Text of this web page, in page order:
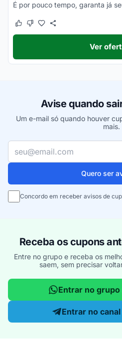
Este cupom funcionou
Este cupom não funcionou
Ver
Avise quando
Um e-mail só quando houver
mais.
Seu e-mail
Quero ser
Concordo em receber avisos de
Receba os cupons
Entre no grupo e receba os
saem, sem precisar
Entrar no
Entrar no